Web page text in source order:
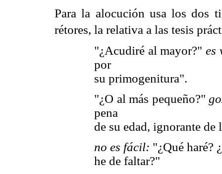
Para la alocución usa los dos
rétores, la relativa a las tesis
"¿Acudiré al mayor?"es
por
su primogenitura".
"¿O al más pequeño?"
pena
de su edad, ignorante
no es fácil: "¿Qué haré?
he de faltar?"